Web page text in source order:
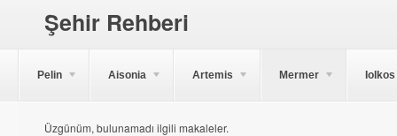
Şehir Rehberi
Pelin Aisonia Artemis Mermer Iolkos
Üzgünüm, bulunamadı ilgili makaleler.